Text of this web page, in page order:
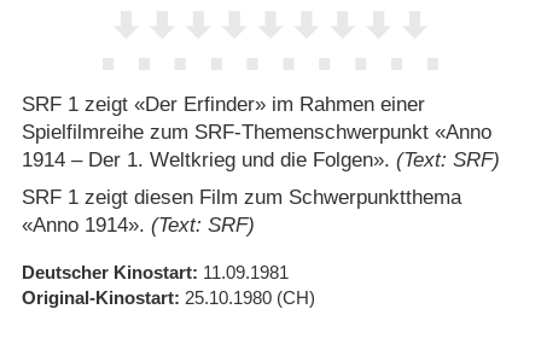
SRF 1 zeigt «Der Erfinder» im Rahmen einer
Spielfilmreihe zum SRF-Themenschwerpunkt «Anno
1914 – Der 1. Weltkrieg und die Folgen». (Text: SRF)
SRF 1 zeigt diesen Film zum Schwerpunktthema
«Anno 1914». (Text: SRF)
Deutscher Kinostart 11.09.1981
Original-Kinostart 25.10.1980 (CH)